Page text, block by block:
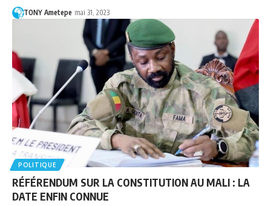
TONY Ametepe mai 31, 2023
POLITIQUE
RÉFÉRENDUM SUR LA CONSTITUTION AU MALI : LA
DATE ENFIN CONNUE